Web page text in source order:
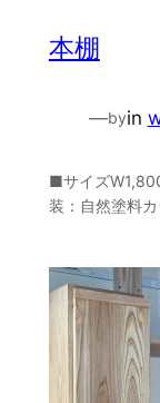
本棚
—byin
■サイズ
装：自然塗料